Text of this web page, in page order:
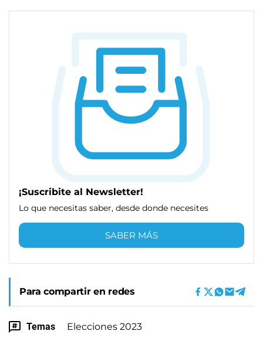
¡Suscribite al Newsletter!
Lo que necesitas saber, desde donde necesites
SABER MÁS
Para compartir en redes
Temas Elecciones 2023